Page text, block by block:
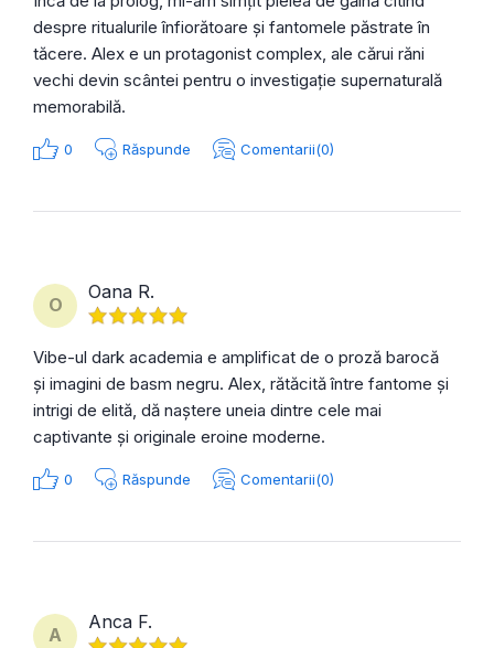
despre ritualurile înfiorătoare și fantomele păstrate în
tăcere. Alex e un protagonist complex, ale cărui răni
vechi devin scântei pentru o investigație supernaturală
memorabilă.
0 Răspunde Comentarii(0)
O
Oana R.
Vibe-ul dark academia e amplificat de o proză barocă
și imagini de basm negru. Alex, rătăcită între fantome și
intrigi de elită, dă naștere uneia dintre cele mai
captivante și originale eroine moderne.
0 Răspunde Comentarii(0)
A
Anca F.